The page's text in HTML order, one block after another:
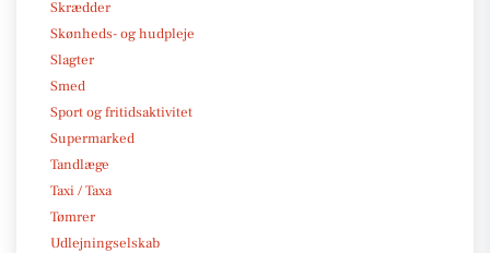
Skrædder
Skønheds- og hudpleje
Slagter
Smed
Sport og fritidsaktivitet
Supermarked
Tandlæge
Taxi / Taxa
Tømrer
Udlejningselskab